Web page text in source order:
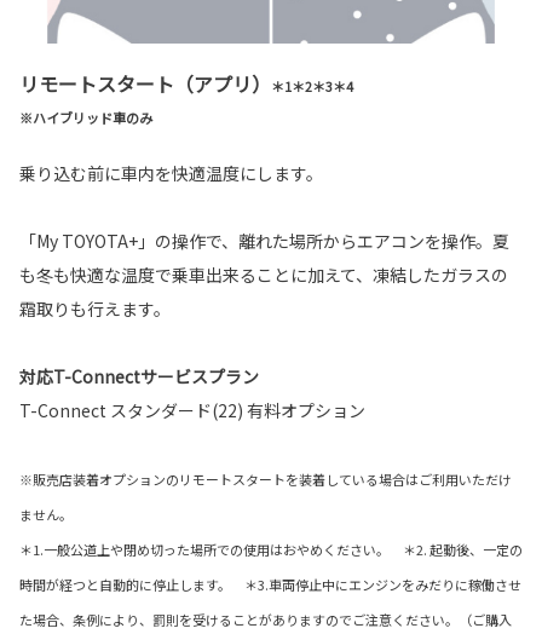
リモートスタート（アプリ）
＊1＊2＊3＊4
※ハイブリッド車のみ
乗り込む前に車内を快適温度にします。
「My TOYOTA+」の操作で、離れた場所からエアコンを操作。夏
も冬も快適な温度で乗車出来ることに加えて、凍結したガラスの
霜取りも行えます。
対応T-Connectサービスプラン
T-Connect スタンダード(22) 有料オプション
※販売店装着オプションのリモートスタートを装着している場合はご利用いただけ
ません。
＊1.一般公道上や閉め切った場所での使用はおやめください。 ＊2. 起動後、一定の
時間が経つと自動的に停止します。 ＊3.車両停止中にエンジンをみだりに稼働させ
た場合、条例により、罰則を受けることがありますのでご注意ください。（ご購入